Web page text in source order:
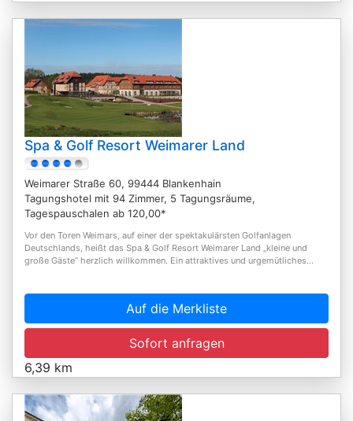
Spa & Golf Resort Weimarer Land
Weimarer Straße 60, 99444 Blankenhain
Tagungshotel mit 94 Zimmer, 5 Tagungsräume,
Tagespauschalen ab 120,00*
Vor den Toren Weimars, auf einer der spektakulärsten Golfanlagen
Deutschlands, heißt das Spa & Golf Resort Weimarer Land „kleine und
große Gäste“ herzlich willkommen. Ein attraktives und urgemütliches...
Auf die Merkliste
Sofort anfragen
6,39 km